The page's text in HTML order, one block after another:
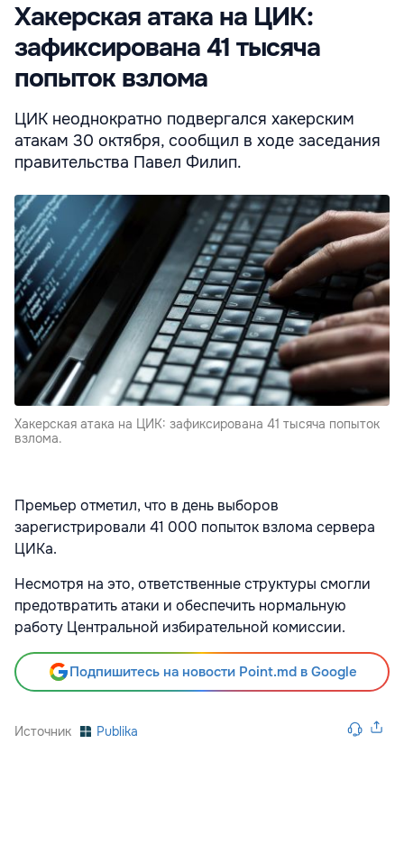
Хакерская атака на ЦИК:
зафиксирована 41 тысяча
попыток взлома
ЦИК неоднократно подвергался хакерским
атакам 30 октября, сообщил в ходе заседания
правительства Павел Филип.
Хакерская атака на ЦИК: зафиксирована 41 тысяча попыток
взлома.
Премьер отметил, что в день выборов
зарегистрировали 41 000 попыток взлома сервера
ЦИКа.
Несмотря на это, ответственные структуры смогли
предотвратить атаки и обеспечить нормальную
работу Центральной избирательной комиссии.
Подпишитесь на новости Point.md в Google
Источник Publika